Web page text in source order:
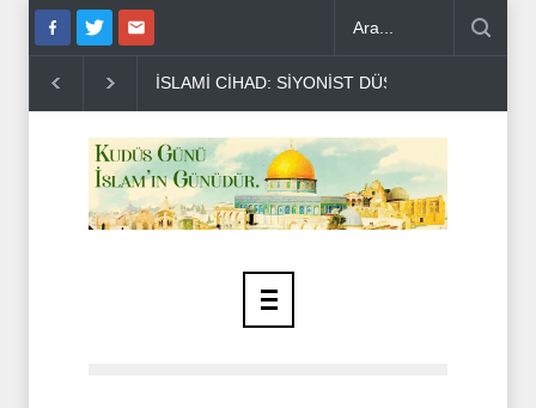
UYMUYOR.. NAİM KASIM: İRAN KAZANDI